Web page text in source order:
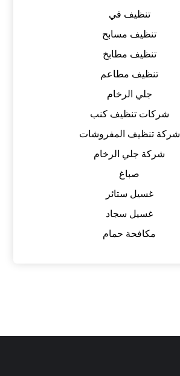
تنظيف في
تنظيف مسابح
تنظيف مطابخ
تنظيف مطاعم
جلي الرخام
شركات تنظيف كنب
شركة تنظيف المفروشات
شركة جلي الرخام
صباغ
غسيل ستائر
غسيل سجاد
مكافحة حمام